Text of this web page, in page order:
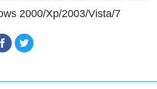
2000/Xp/2003/Vista/7